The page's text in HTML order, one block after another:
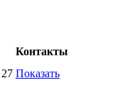
Контакты
Показать